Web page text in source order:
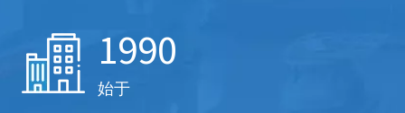
1990
始于